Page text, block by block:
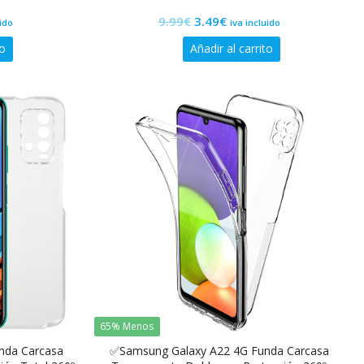
de
5
9.99€ El
precio
original
9.99€.
3.49€El
precio
actual
3.49€.
iva incluido
Añadir al carrito
Carcasa
65% Menos
✅Samsung Galaxy A22 4G Funda Carcasa